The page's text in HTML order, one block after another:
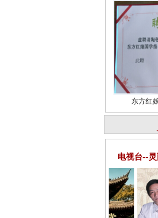
东方红
电视台--